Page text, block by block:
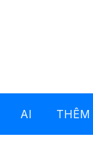
AI THÊM